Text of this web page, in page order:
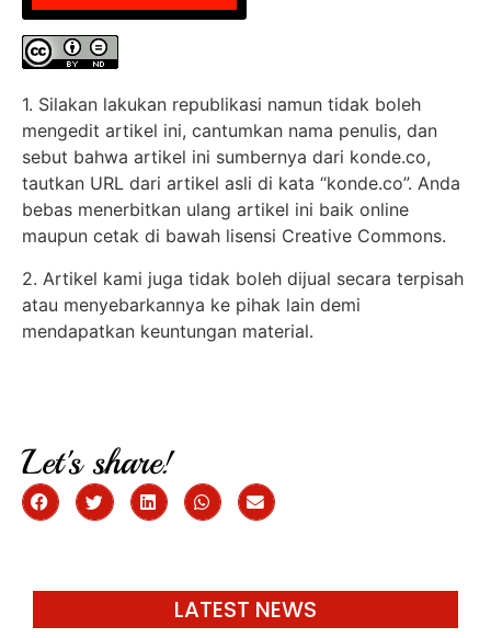
1. Silakan lakukan republikasi namun tidak boleh
mengedit artikel ini, cantumkan nama penulis, dan
sebut bahwa artikel ini sumbernya dari konde.co,
tautkan URL dari artikel asli di kata “konde.co”. Anda
bebas menerbitkan ulang artikel ini baik online
maupun cetak di bawah lisensi Creative Commons.
2. Artikel kami juga tidak boleh dijual secara terpisah
atau menyebarkannya ke pihak lain demi
mendapatkan keuntungan material.
Let's share!
LATEST NEWS